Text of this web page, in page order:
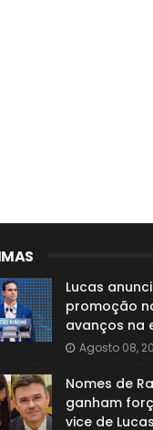
Lucas
promoção
avanços na
Agosto 08,
Nomes de
ganham
vice de Lucas